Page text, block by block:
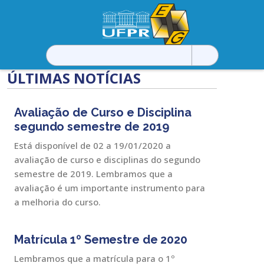
Pesquisar
por:
ÚLTIMAS NOTÍCIAS
Avaliação de Curso e Disciplina
segundo semestre de 2019
Está disponível de 02 a 19/01/2020 a
avaliação de curso e disciplinas do segundo
semestre de 2019. Lembramos que a
avaliação é um importante instrumento para
a melhoria do curso.
Matrícula 1º Semestre de 2020
Lembramos que a matrícula para o 1º